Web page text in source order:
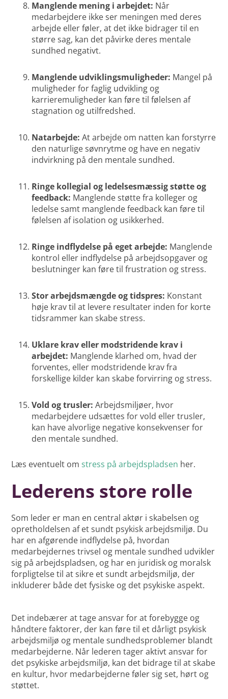
Manglende mening i arbejdet: Når
medarbejdere ikke ser meningen med deres
arbejde eller føler, at det ikke bidrager til en
større sag, kan det påvirke deres mentale
sundhed negativt.
Manglende udviklingsmuligheder: Mangel på
muligheder for faglig udvikling og
karrieremuligheder kan føre til følelsen af
stagnation og utilfredshed.
Natarbejde: At arbejde om natten kan forstyrre
den naturlige søvnrytme og have en negativ
indvirkning på den mentale sundhed.
Ringe kollegial og ledelsesmæssig støtte og
feedback: Manglende støtte fra kolleger og
ledelse samt manglende feedback kan føre til
følelsen af isolation og usikkerhed.
Ringe indflydelse på eget arbejde: Manglende
kontrol eller indflydelse på arbejdsopgaver og
beslutninger kan føre til frustration og stress.
Stor arbejdsmængde og tidspres: Konstant
høje krav til at levere resultater inden for korte
tidsrammer kan skabe stress.
Uklare krav eller modstridende krav i
arbejdet: Manglende klarhed om, hvad der
forventes, eller modstridende krav fra
forskellige kilder kan skabe forvirring og stress.
Vold og trusler: Arbejdsmiljøer, hvor
medarbejdere udsættes for vold eller trusler,
kan have alvorlige negative konsekvenser for
den mentale sundhed.
Læs eventuelt omstress på arbejdspladsen her.
Lederens store rolle
Som leder er man en central aktør i skabelsen og
opretholdelsen af et sundt psykisk arbejdsmiljø. Du
har en afgørende indflydelse på, hvordan
medarbejdernes trivsel og mentale sundhed udvikler
sig på arbejdspladsen, og har en juridisk og moralsk
forpligtelse til at sikre et sundt arbejdsmiljø, der
inkluderer både det fysiske og det psykiske aspekt.
Det indebærer at tage ansvar for at forebygge og
håndtere faktorer, der kan føre til et dårligt psykisk
arbejdsmiljø og mentale sundhedsproblemer blandt
medarbejderne. Når lederen tager aktivt ansvar for
det psykiske arbejdsmiljø, kan det bidrage til at skabe
en kultur, hvor medarbejderne føler sig set, hørt og
støttet.